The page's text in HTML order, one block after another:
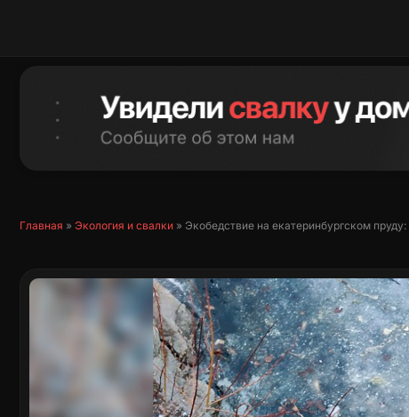
Главная » Экология и свалки » Экобедствие на екатеринбургском